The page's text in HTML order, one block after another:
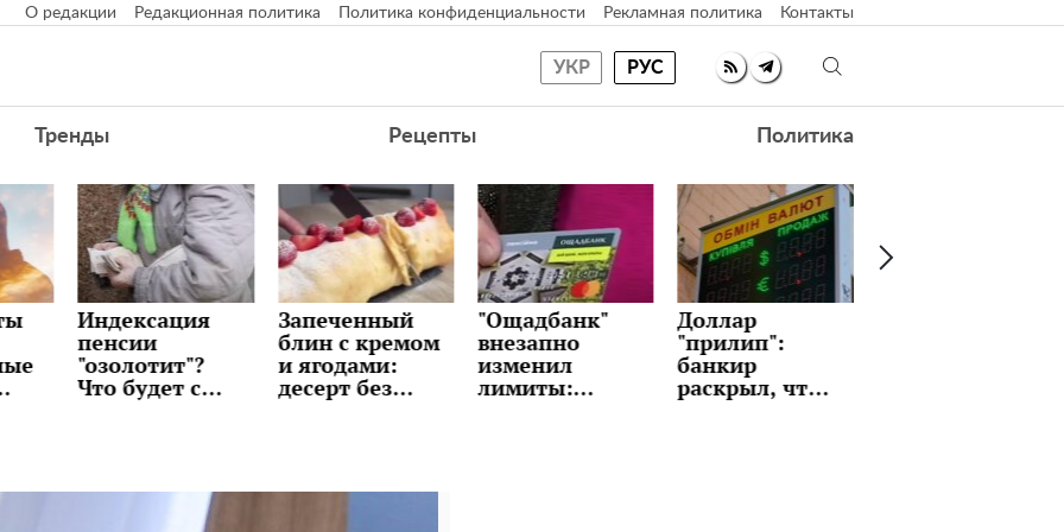
О редакции Редакционная политика Политика конфиденциальности Рекламная политика Контакты
УКР РУС
Тренды Рецепты Политика
с
Запеченный
блин с кремом
и ягодами:
десерт без
возни и
"Ощадбанк"
внезапно
изменил
лимиты:
сколько денег
Доллар
"прилип":
банкир
раскрыл, что
Идеальные
блины с
любимой
начинкой на
Масленицу: